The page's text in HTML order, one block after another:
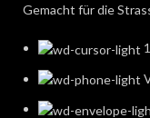
Gemacht für die